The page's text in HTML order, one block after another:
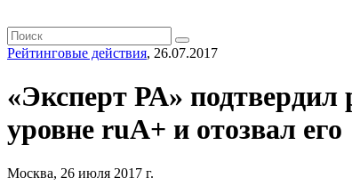
Рейтинговые действия, 26.07.2017
«Эксперт РА»
уровне ruА+ и отозвал его
Москва, 26 июля 2017 г.